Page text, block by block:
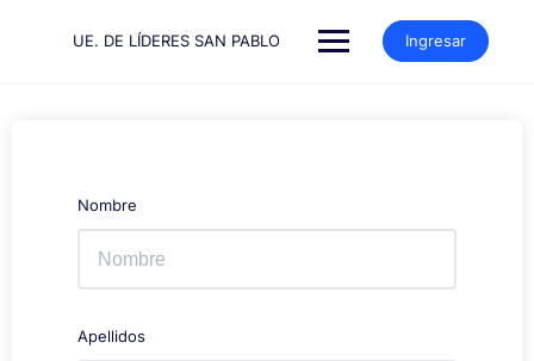
UE. DE LÍDERES SAN PABLO Ingresar
Nombre
Apellidos